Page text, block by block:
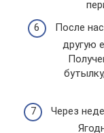
После
другую
Через